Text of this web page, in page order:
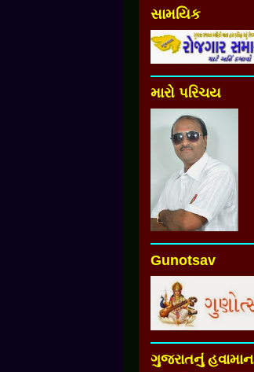
સામયિક
મારો પરિચય
Gunotsav
ગુજરાતનું હવામાન